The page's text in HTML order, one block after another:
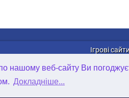
нашому веб-сайту Ви
Докладніше...
Ігрові